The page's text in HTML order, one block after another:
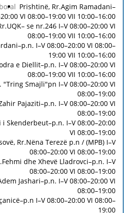
Tarifa
de
retiro
de
efectivo
Prishtinë, Rr.Agim Ramadani–
VI 08:00–19:00 VII 10:00–16:00
se nr.246 I–V 08:00–20:00 VI
08:00–19:00 VII 10:00–16:00
I–V 08:00–20:00 VI 08:00–
19:00 VII 10:00–16:00
e Diellit–p.n. I–V 08:00–20:00 VI
08:00–19:00 VII 10:00–16:00
"Tring Smajli"pn I–V 08:00–20:00 VI
08:00–19:00
Pajaziti–p.n. I–V 08:00–20:00 VI
08:00–19:00
Skenderbeut–p.n. I–V 08:00–20:00
VI 08:00–19:00
Rr.Nëna Terezë p.n / (MPB) I–V
08:00–20:00 VI 08:00–19:00
dhe Xhevë Lladrovci–p.n. I–V
08:00–20:00 VI 08:00–19:00
Jashari–p.n. I–V 08:00–20:00 VI
08:00–19:00
I–V 08:00–20:00 VI 08:00–
19:00